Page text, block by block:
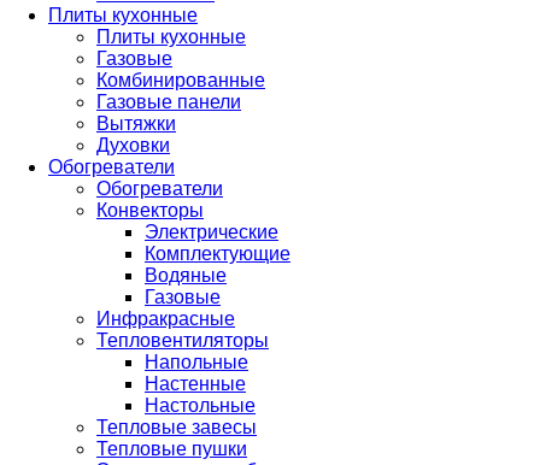
Плиты кухонные
Плиты кухонные
Газовые
Комбинированные
Газовые панели
Вытяжки
Духовки
Обогреватели
Обогреватели
Конвекторы
Электрические
Комплектующие
Водяные
Газовые
Инфракрасные
Тепловентиляторы
Напольные
Настенные
Настольные
Тепловые завесы
Тепловые пушки